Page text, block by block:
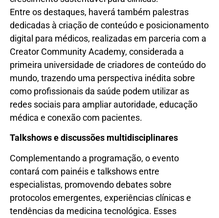
Entre os destaques, haverá também palestras
dedicadas à criação de conteúdo e posicionamento
digital para médicos, realizadas em parceria com a
Creator Community Academy, considerada a
primeira universidade de criadores de conteúdo do
mundo, trazendo uma perspectiva inédita sobre
como profissionais da saúde podem utilizar as
redes sociais para ampliar autoridade, educação
médica e conexão com pacientes.
Talkshows e discussões multidisciplinares
Complementando a programação, o evento
contará com painéis e talkshows entre
especialistas, promovendo debates sobre
protocolos emergentes, experiências clínicas e
tendências da medicina tecnológica. Esses